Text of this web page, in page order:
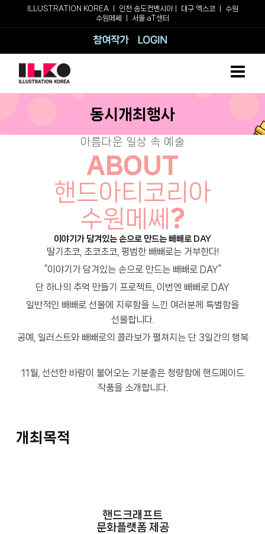
ILLUSTRATION KOREA ㅣ 인천 송도컨벤시아ㅣ 대구 엑스코
수원
수원메쎄
서울 aT센터
참여작가
동시개최행사
아름다운 일상 속 예술
ABOUT
핸드아티코리아
수원메쎄 ?
이야기가 담겨있는 손으로 만드는 빼빼로 DAY
딸기초코, 초코초코, 평범한 빼빼로는 거부한다!
“이야기가 담겨있는 손으로 만드는 빼빼로 DAY”
단 하나의 추억 만들기 프로젝트, 이번엔 빼빼로 DAY
일반적인 빼빼로 선물에 지루함을 느낀 여러분께 특별함을
선물합니다.
공예, 일러스트와 빼빼로의 콜라보가 펼쳐지는 단 3일간의 행복
11월, 선선한 바람이 불어오는 기분좋은 청량함에 핸드메이드
작품을 소개합니다.
개최목적
핸드크래프트
문화플랫폼 제공